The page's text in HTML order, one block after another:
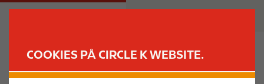
COOKIES PÅ CIRCLE K WEBSITE.
M
a